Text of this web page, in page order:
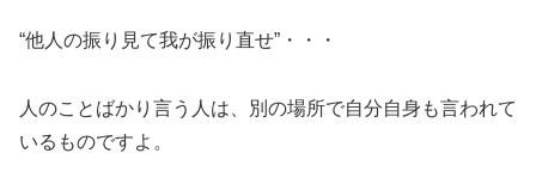
“他人の振り見て我が振り直せ”・・・
人のことばかり言う人は、別の場所で自分自身も言われて
いるものですよ。